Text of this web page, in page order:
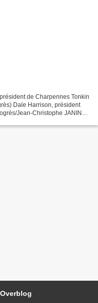
de Charpennes Tonkin
Dale Harrison, président
Jean-Christophe JANIN